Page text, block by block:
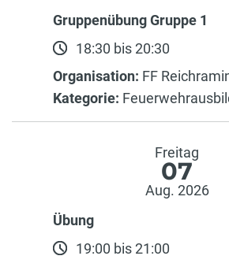
Gruppenübung Gruppe 1
18:30 bis 20:30
Organisation: FF
Kategorie:
Freitag
07
Aug. 2026
Übung
19:00 bis 21:00